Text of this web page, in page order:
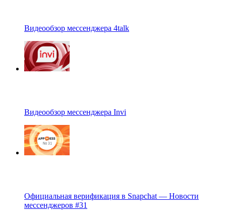
Видеообзор мессенджера 4talk
Видеообзор мессенджера Invi
Официальная верификация в Snapchat — Новости
мессенджеров #31